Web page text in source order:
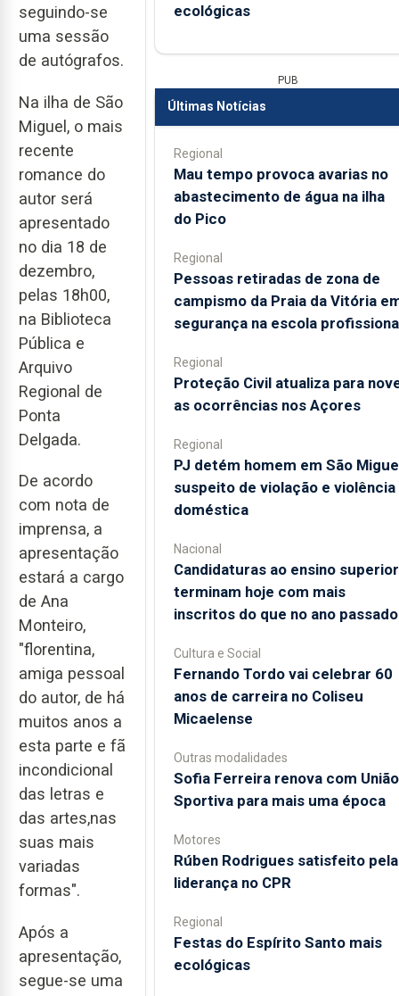
seguindo-se
uma sessão
de autógrafos.
Na ilha de São
Miguel, o mais
recente
romance do
autor será
apresentado
no dia 18 de
dezembro,
pelas 18h00,
na Biblioteca
Pública e
Arquivo
Regional de
Ponta
Delgada.
De acordo
com nota de
imprensa, a
apresentação
estará a cargo
de Ana
Monteiro,
"florentina,
amiga pessoal
do autor, de há
muitos anos a
esta parte e fã
incondicional
das letras e
das artes,nas
suas mais
variadas
formas".
Após a
apresentação,
segue-se uma
ecológicas
PUB
Últimas Notícias
Regional
Mau tempo provoca avarias no
abastecimento de água na ilha
do Pico
Regional
Pessoas retiradas de zona de
campismo da Praia da Vitória
segurança na escola
Regional
Proteção Civil atualiza para
as ocorrências nos Açores
Regional
PJ detém homem em São
suspeito de violação e violência
doméstica
Nacional
Candidaturas ao ensino superior
terminam hoje com mais
inscritos do que no ano passado
Cultura e Social
Fernando Tordo vai celebrar 60
anos de carreira no Coliseu
Micaelense
Outras modalidades
Sofia Ferreira renova com União
Sportiva para mais uma época
Motores
Rúben Rodrigues satisfeito pela
liderança no CPR
Regional
Festas do Espírito Santo mais
ecológicas